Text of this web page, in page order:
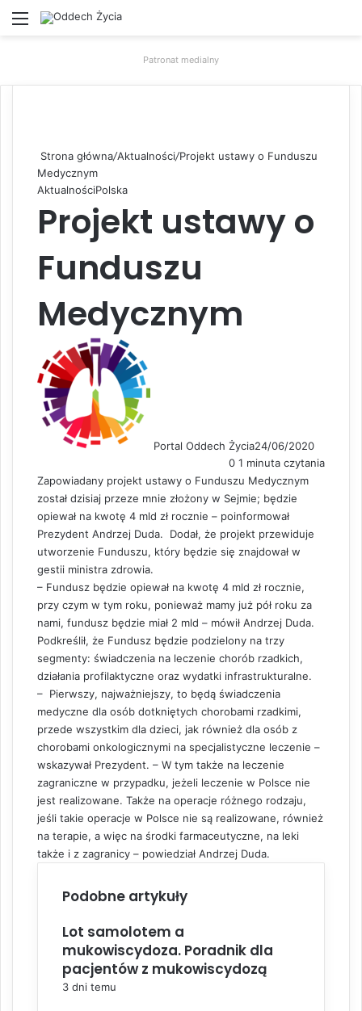
Menu
Patronat medialny
Strona główna/Aktualności/Projekt ustawy o Funduszu
Medycznym
AktualnościPolska
Projekt ustawy o
Funduszu
Medycznym
Portal Oddech Życia24/06/2020
0 1 minuta czytania
Zapowiadany projekt ustawy o Funduszu Medycznym
został dzisiaj przeze mnie złożony w Sejmie; będzie
opiewał na kwotę 4 mld zł rocznie – poinformował
Prezydent Andrzej Duda. Dodał, że projekt przewiduje
utworzenie Funduszu, który będzie się znajdował w
gestii ministra zdrowia.
– Fundusz będzie opiewał na kwotę 4 mld zł rocznie,
przy czym w tym roku, ponieważ mamy już pół roku za
nami, fundusz będzie miał 2 mld – mówił Andrzej Duda.
Podkreślił, że Fundusz będzie podzielony na trzy
segmenty: świadczenia na leczenie chorób rzadkich,
działania profilaktyczne oraz wydatki infrastrukturalne.
– Pierwszy, najważniejszy, to będą świadczenia
medyczne dla osób dotkniętych chorobami rzadkimi,
przede wszystkim dla dzieci, jak również dla osób z
chorobami onkologicznymi na specjalistyczne leczenie –
wskazywał Prezydent. – W tym także na leczenie
zagraniczne w przypadku, jeżeli leczenie w Polsce nie
jest realizowane. Także na operacje różnego rodzaju,
jeśli takie operacje w Polsce nie są realizowane, również
na terapie, a więc na środki farmaceutyczne, na leki
także i z zagranicy – powiedział Andrzej Duda.
Podobne artykuły
Lot samolotem a
mukowiscydoza. Poradnik dla
pacjentów z mukowiscydozą
3 dni temu